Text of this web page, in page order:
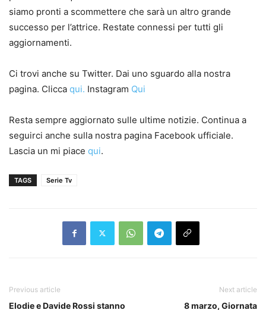
siamo pronti a scommettere che sarà un altro grande
successo per l’attrice. Restate connessi per tutti gli
aggiornamenti.
Ci trovi anche su Twitter. Dai uno sguardo alla nostra
pagina. Clicca qui. Instagram Qui
Resta sempre aggiornato sulle ultime notizie. Continua a
seguirci anche sulla nostra pagina Facebook ufficiale.
Lascia un mi piace qui.
TAGS Serie Tv
Previous article
Elodie e Davide Rossi stanno
Next article
8 marzo, Giornata